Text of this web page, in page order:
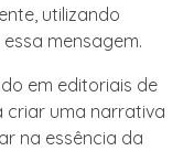
utilizando
mensagem.
em editoriais de
criar uma narrativa
na essência da